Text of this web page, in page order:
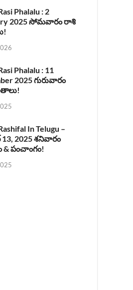
Phalalu : 2
2025 సోమవారం రాశి
Phalalu : 11
2025 గురువారం
In Telugu –
13, 2025 శనివారం
& పంచాంగం!